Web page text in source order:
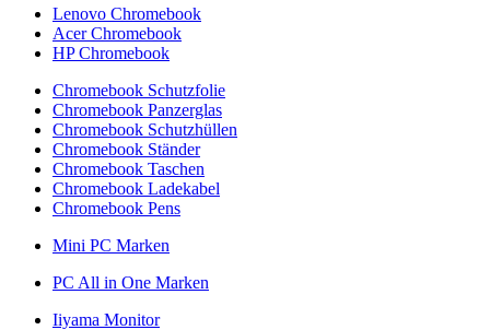
Lenovo Chromebook
Acer Chromebook
HP Chromebook
Chromebook Schutzfolie
Chromebook Panzerglas
Chromebook Schutzhüllen
Chromebook Ständer
Chromebook Taschen
Chromebook Ladekabel
Chromebook Pens
Mini PC Marken
PC All in One Marken
Iiyama Monitor